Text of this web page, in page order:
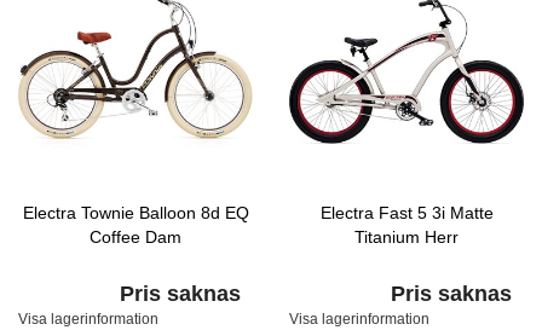
Electra Townie Balloon 8d EQ
Coffee Dam
Pris saknas
Visa lagerinformation
Electra Fast 5 3i Matte
Titanium Herr
Pris saknas
Visa lagerinformation